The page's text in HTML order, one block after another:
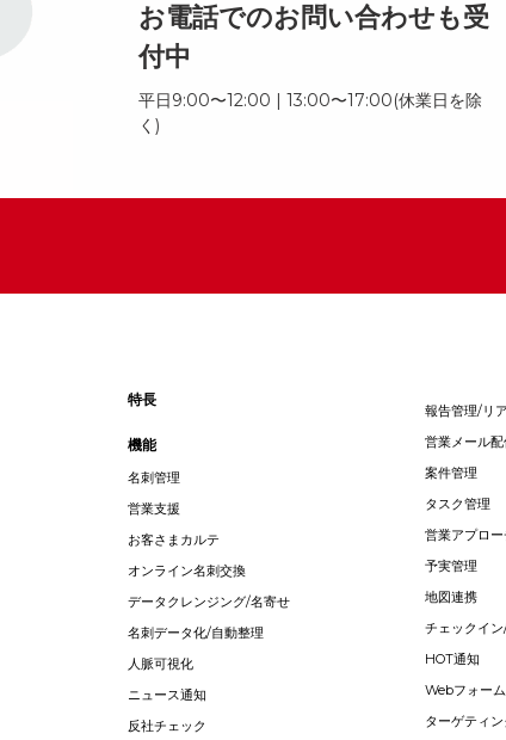
お電話でのお問い合わせも受
付中
平日9:00〜12:00 | 13:00〜17:00(休業日を除
く)
特長
機能
名刺管理
営業支援
お客さまカルテ
オンライン名刺交換
データクレンジング/名寄せ
名刺データ化/自動整理
人脈可視化
ニュース通知
反社チェック
報告管理/リ
営業メール配
案件管理
タスク管理
営業アプロー
予実管理
地図連携
チェックイ
HOT通知
Webフォー
ターゲティ